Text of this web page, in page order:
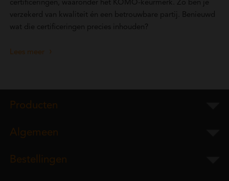
certificeringen, waaronder het KOMO-keurmerk. Zo ben je
verzekerd van kwaliteit én een betrouwbare partij. Benieuwd
wat die certificeringen precies inhouden?
Lees meer
Producten
Algemeen
Bestellingen